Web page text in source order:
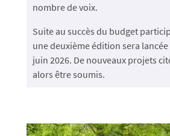
nombre de voix.
Suite au succès du budget
une deuxième édition sera
juin 2026. De nouveaux projets
alors être soumis.